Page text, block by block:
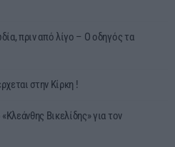
πριν από λίγο – Ο οδηγός τα
στην Κίρκη !
Βικελίδης» για τον